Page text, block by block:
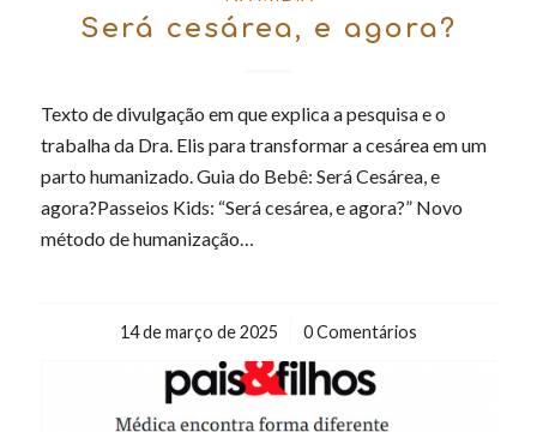
Será cesárea, e agora?
Texto de divulgação em que explica a pesquisa e o
trabalha da Dra. Elis para transformar a cesárea em um
parto humanizado. Guia do Bebê: Será Cesárea, e
agora?Passeios Kids: “Será cesárea, e agora?” Novo
método de humanização…
14 de março de 2025
/ 0 Comentários